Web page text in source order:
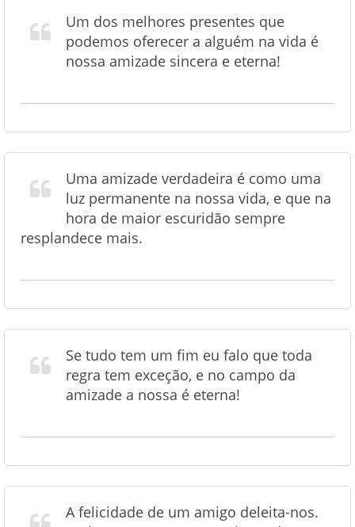
Um dos melhores presentes que
podemos oferecer a alguém na vida é
nossa amizade sincera e eterna!
Uma amizade verdadeira é como uma
luz permanente na nossa vida, e que na
hora de maior escuridão sempre
resplandece mais.
Se tudo tem um fim eu falo que toda
regra tem exceção, e no campo da
amizade a nossa é eterna!
A felicidade de um amigo deleita-nos.